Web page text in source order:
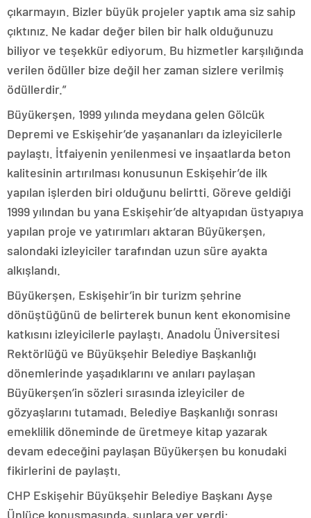
çıkarmayın. Bizler büyük projeler yaptık ama siz sahip
çıktınız. Ne kadar değer bilen bir halk olduğunuzu
biliyor ve teşekkür ediyorum. Bu hizmetler karşılığında
verilen ödüller bize değil her zaman sizlere verilmiş
ödüllerdir.”
Büyükerşen, 1999 yılında meydana gelen Gölcük
Depremi ve Eskişehir’de yaşananları da izleyicilerle
paylaştı. İtfaiyenin yenilenmesi ve inşaatlarda beton
kalitesinin artırılması konusunun Eskişehir’de ilk
yapılan işlerden biri olduğunu belirtti. Göreve geldiği
1999 yılından bu yana Eskişehir’de altyapıdan üstyapıya
yapılan proje ve yatırımları aktaran Büyükerşen,
salondaki izleyiciler tarafından uzun süre ayakta
alkışlandı.
Büyükerşen, Eskişehir’in bir turizm şehrine
dönüştüğünü de belirterek bunun kent ekonomisine
katkısını izleyicilerle paylaştı. Anadolu Üniversitesi
Rektörlüğü ve Büyükşehir Belediye Başkanlığı
dönemlerinde yaşadıklarını ve anıları paylaşan
Büyükerşen’in sözleri sırasında izleyiciler de
gözyaşlarını tutamadı. Belediye Başkanlığı sonrası
emeklilik döneminde de üretmeye kitap yazarak
devam edeceğini paylaşan Büyükerşen bu konudaki
fikirlerini de paylaştı.
CHP Eskişehir Büyükşehir Belediye Başkanı Ayşe
Ünlüce konuşmasında, şunlara yer verdi: